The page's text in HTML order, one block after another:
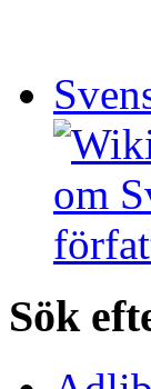
Sök